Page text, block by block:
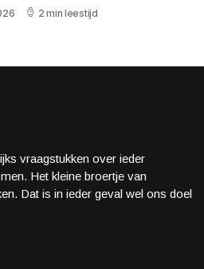
2 min leestijd
vraagstukken over ieder
Het kleine broertje van
Dat is in ieder geval wel ons doel